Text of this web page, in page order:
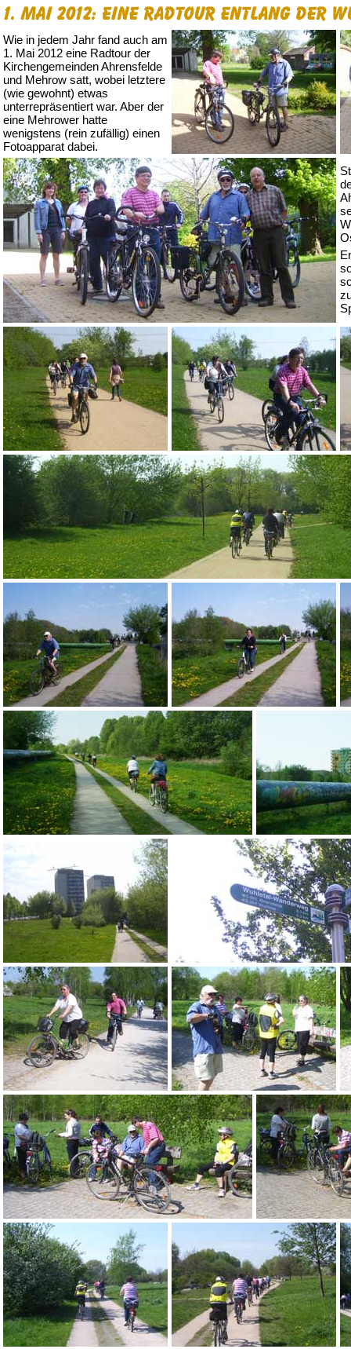
Wie in jedem Jahr fand auch am
1. Mai 2012 eine Radtour der
Kirchengemeinden Ahrensfelde
und Mehrow satt, wobei letztere
(wie gewohnt) etwas
unterrepräsentiert war. Aber der
eine Mehrower hatte
wenigstens (rein zufällig) einen
Fotoapparat dabei.